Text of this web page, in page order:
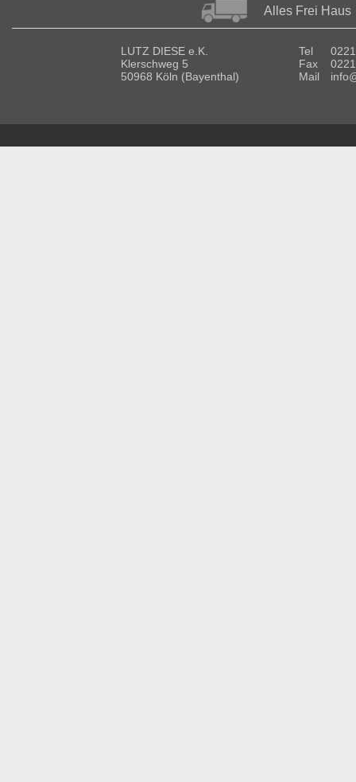
Alles Frei Haus
LUTZ DIESE e.K.
Klerschweg 5
50968 Köln (Bayenthal)
Tel
Fax
Mail